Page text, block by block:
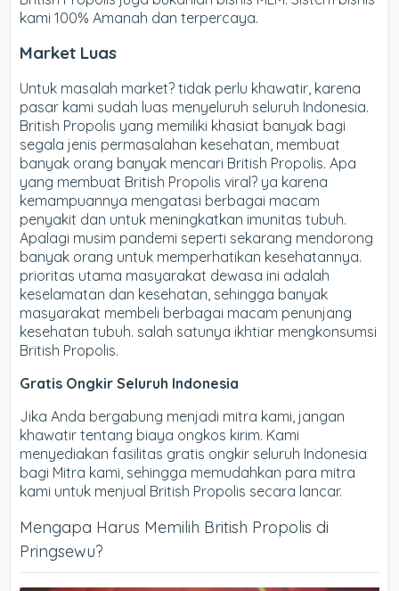
kami 100% Amanah dan terpercaya.
Market Luas
Untuk masalah market? tidak perlu khawatir, karena
pasar kami sudah luas menyeluruh seluruh Indonesia.
British Propolis yang memiliki khasiat banyak bagi
segala jenis permasalahan kesehatan, membuat
banyak orang banyak mencari British Propolis. Apa
yang membuat British Propolis viral? ya karena
kemampuannya mengatasi berbagai macam
penyakit dan untuk meningkatkan imunitas tubuh.
Apalagi musim pandemi seperti sekarang mendorong
banyak orang untuk memperhatikan kesehatannya.
prioritas utama masyarakat dewasa ini adalah
keselamatan dan kesehatan, sehingga banyak
masyarakat membeli berbagai macam penunjang
kesehatan tubuh. salah satunya ikhtiar mengkonsumsi
British Propolis.
Gratis Ongkir Seluruh Indonesia
Jika Anda bergabung menjadi mitra kami, jangan
khawatir tentang biaya ongkos kirim. Kami
menyediakan fasilitas gratis ongkir seluruh Indonesia
bagi Mitra kami, sehingga memudahkan para mitra
kami untuk menjual British Propolis secara lancar.
Mengapa Harus Memilih British Propolis di
Pringsewu?